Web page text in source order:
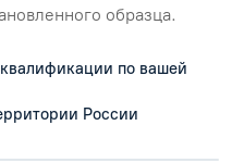
образца.
по вашей
России